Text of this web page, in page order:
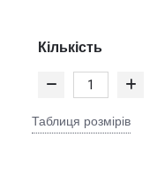
Кількість
Таблиця розмірів